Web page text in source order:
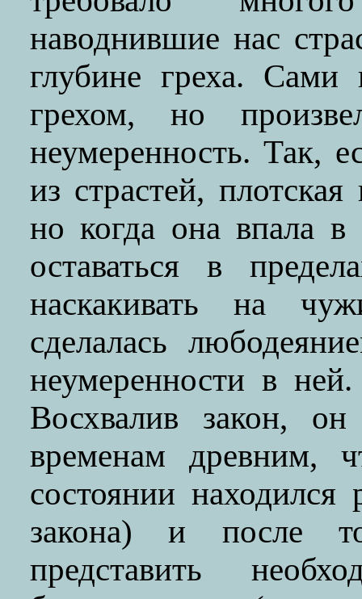
наводнившие нас
глубине греха.
грехом, но
неумеренность. Так,
из страстей, плотская
но когда она впала в
оставаться в
наскакивать на
сделалась
неумеренности в
Восхвалив закон,
временам древним,
состоянии находился
закона) и после
представить